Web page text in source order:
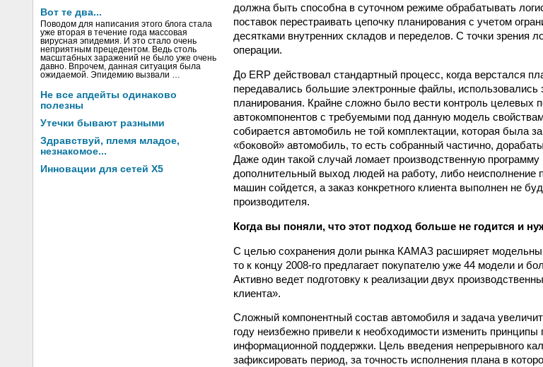
Вот те два...
Поводом для написания этого блога стала
уже вторая в течение года массовая
вирусная эпидемия. И это стало очень
неприятным прецедентом. Ведь столь
масштабных заражений не было уже очень
давно. Впрочем, данная ситуация была
ожидаемой. Эпидемию вызвали …
Не все апдейты одинаково
полезны
Утечки бывают разными
Здравствуй, племя младое,
незнакомое...
Инновации для сетей X5
должна быть способна в суточном режиме обрабатывать
поставок перестраивать цепочку планирования с учетом
десятками внутренних складов и переделов. С точки зрения
операции.
До ERP действовал стандарт­ный процесс, когда верстался
передавались большие электронные файлы,
планирования. Крайне сложно было вести контроль целевых
автокомпонентов с требуемыми под данную модель
собирается автомобиль не той комплектации, которая была
«боковой» автомобиль, то есть собранный частично,
Даже один такой случай ломает производственную
дополнительный выход людей на работу, либо
машин сойдется, а заказ конкретного клиента выполнен не
производителя.
Когда вы поняли, что этот подход больше не годится и
С целью сохранения доли рынка КАМАЗ расширяет
то к концу 2008-го предлагает покупателю уже 44 модели и
Активно ведет подготовку к реализации двух
клиента».
Сложный компонентный состав автомобиля и задача
году неизбежно привели к необходимости изменить принципы
информационной поддержки. Цель введения непрерывного
зафиксировать период, за точность исполнения плана в